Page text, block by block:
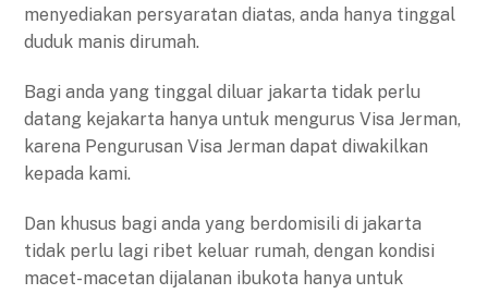
menyediakan persyaratan diatas, anda hanya tinggal
duduk manis dirumah.
Bagi anda yang tinggal diluar jakarta tidak perlu
datang kejakarta hanya untuk mengurus Visa Jerman,
karena Pengurusan Visa Jerman dapat diwakilkan
kepada kami.
Dan khusus bagi anda yang berdomisili di jakarta
tidak perlu lagi ribet keluar rumah, dengan kondisi
macet-macetan dijalanan ibukota hanya untuk